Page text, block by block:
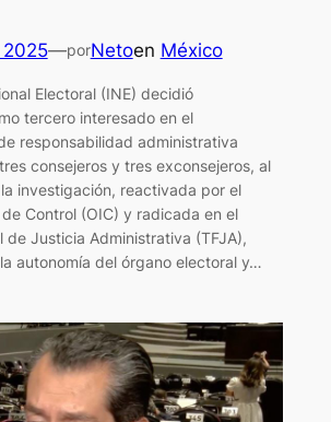
—porNetoen México
Electoral (INE) decidió
tercero interesado en el
responsabilidad administrativa
consejeros y tres exconsejeros, al
investigación, reactivada por el
Control (OIC) y radicada en el
de Justicia Administrativa (TFJA),
autonomía del órgano electoral y…